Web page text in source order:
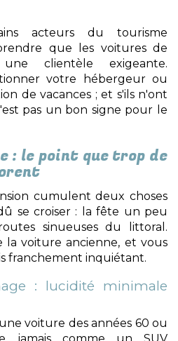
acteurs du tourisme
que les voitures de
clientèle exigeante.
votre hébergeur ou
de vacances ; et s'ils n'ont
pas un bon signe pour le
: le point que trop de
cumulent deux choses
se croiser : la fête un peu
sinueuses du littoral.
la voiture ancienne, et vous
franchement inquiétant.
: lucidité minimale
voiture des années 60 ou